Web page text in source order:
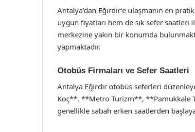
Antalya’dan Eğirdir’e ulaşmanın en
uygun fiyatları hem de sık sefer
merkezine yakın bir konumda
yapmaktadır.
Otobüs Firmaları ve Sefer Saatleri
Antalya Eğirdir otobüs seferleri
Koç**, **Metro Turizm**, **Pamukkale
genellikle sabah erken saatlerden